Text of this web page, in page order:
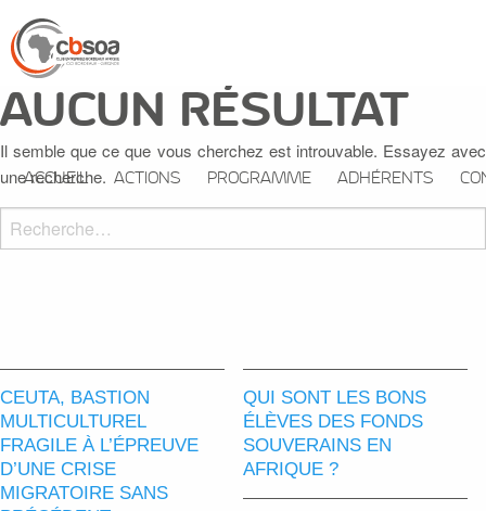
ACCUEIL ACTIONS PROGRAMME ADHÉRENTS
AUCUN RÉSULTAT
Il semble que ce que vous cherchez est introuvable. Essayez avec
une recherche.
Recherche
pour :
QUI SONT LES BONS
ÉLÈVES DES FONDS
SOUVERAINS EN
AFRIQUE ?
CEUTA, BASTION
MULTICULTUREL
FRAGILE À L’ÉPREUVE
D’UNE CRISE
MIGRATOIRE SANS